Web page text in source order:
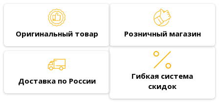
Оригинальный товар Розничный магазин
Доставка по России
Гибкая система
скидок